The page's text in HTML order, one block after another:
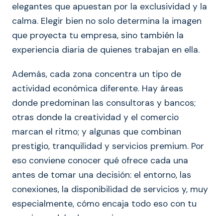
elegantes que apuestan por la exclusividad y la
calma. Elegir bien no solo determina la imagen
que proyecta tu empresa, sino también la
experiencia diaria de quienes trabajan en ella.
Además, cada zona concentra un tipo de
actividad económica diferente. Hay áreas
donde predominan las consultoras y bancos;
otras donde la creatividad y el comercio
marcan el ritmo; y algunas que combinan
prestigio, tranquilidad y servicios premium. Por
eso conviene conocer qué ofrece cada una
antes de tomar una decisión: el entorno, las
conexiones, la disponibilidad de servicios y, muy
especialmente, cómo encaja todo eso con tu